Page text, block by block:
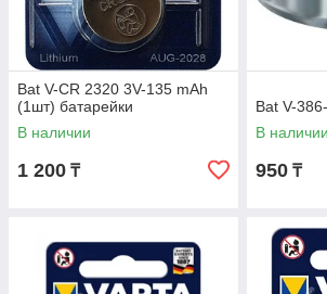
Bat V-CR 2320 3V-135 mAh
(1шт) батарейки
В наличии
1 200 ₸
Bat V-
В наличии
950 ₸